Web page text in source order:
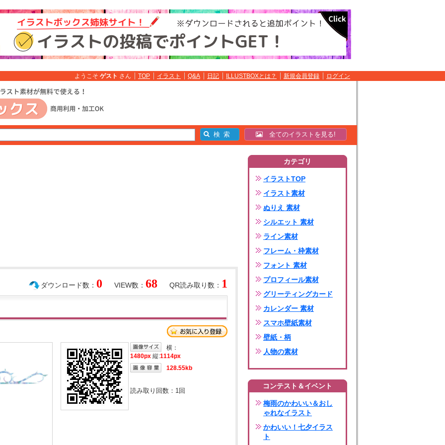
ようこそ ゲスト さん TOP イラスト Q&A 日記 ILLUSTBOXとは？ 新規会員登録 ログイン
全てのイラストを見る!
QR読み取り数： 1
VIEW数： 68
ダウンロード数： 0
横：
1480px 縦:1114px
128.55kb
読み取り回数： 1回
カテゴリ
イラストTOP
イラスト素材
ぬりえ 素材
シルエット 素材
ライン素材
フレーム・枠素材
フォント 素材
プロフィール素材
グリーティングカード
カレンダー 素材
スマホ壁紙素材
壁紙・柄
人物の素材
コンテスト＆イベント
梅雨のかわいい＆おし
ゃれなイラスト
かわいい！七夕イラス
ト